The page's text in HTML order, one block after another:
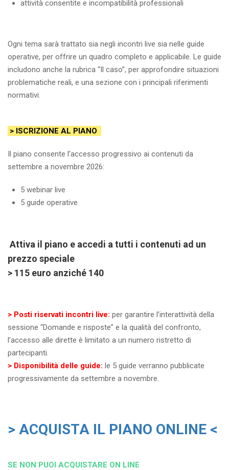
attività consentite e incompatibilità professionali
Ogni tema sarà trattato sia negli incontri live sia nelle guide
operative, per offrire un quadro completo e applicabile. Le guide
includono anche la rubrica “Il caso”, per approfondire situazioni
problematiche reali, e una sezione con i principali riferimenti
normativi.
> ISCRIZIONE AL PIANO
Il piano consente l’accesso progressivo ai contenuti da
settembre a novembre 2026:
5 webinar live
5 guide operative
Attiva il piano e accedi a tutti i contenuti ad un
prezzo speciale
> 115 euro anziché 140
> Posti riservati incontri live: per garantire l’interattività della
sessione “Domande e risposte” e la qualità del confronto,
l’accesso alle dirette è limitato a un numero ristretto di
partecipanti.
> Disponibilità delle guide: le 5 guide verranno pubblicate
progressivamente da settembre a novembre.
> ACQUISTA IL PIANO ONLINE <
SE NON PUOI ACQUISTARE ON LINE